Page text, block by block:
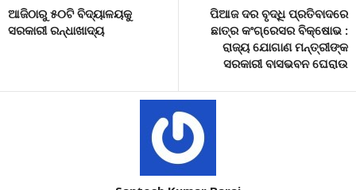
ଆଜିଠାରୁ ୫୦ଟି ବିଦ୍ୟାଳୟକୁ
ସରକାରୀ ରନ୍ଧାଖାଦ୍ୟ
ପିଆଜ ଦର ବୃଦ୍ଧି ପ୍ରତିବାଦରେ
ଛାତ୍ର କଂଗ୍ରେସର ବିକ୍ଷୋଭ :
ରାଜ୍ୟ ଯୋଗାଣ ମନ୍ତ୍ରୀଙ୍କ
ସରକାରୀ ବାସଭବନ ଘେରାଉ